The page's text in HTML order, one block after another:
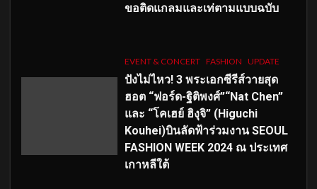
ขอติดแกลมและเท่ตามแบบฉบับ
EVENT & CONCERT FASHION UPDATE
ปังไม่ไหว! 3 พระเอกซีรีส์วายสุด
ฮอต “ฟอร์ด-ฐิติพงศ์”“Nat Chen”
และ “โคเฮย์ ฮิงุจิ” (Higuchi
Kouhei)บินลัดฟ้าร่วมงาน SEOUL
FASHION WEEK 2024 ณ ประเทศ
เกาหลีใต้